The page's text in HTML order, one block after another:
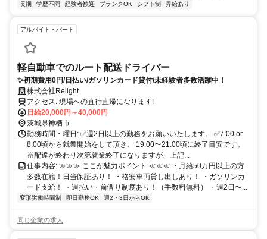
長期 学歴不問 経験者歓迎 ブランクOK シフト制 昇給あり
アルバイト・パート
軽自動車でのルート配送ドライバー
✨初期費用0円/日払い/ガソリンカード貸付/未経験者多数活躍中！
株式会社Relight
アクセス: 現場への直行直帰になります!
日給20,000円～40,000円
茨城県神栖市
勤務時間・曜日: ✅週2日以上の勤務をお願いいたします。 ✅7:00 or
8:00頃から就業開始をして頂き、 19:00〜21:00頃に終了目安です。
※配達が終わり次第就業終了になりますが、上記...
仕事内容: ≫≫≫ ここが魅力ポイント ≪≪≪ ・月給50万円以上の方
多数在籍！日当保証あり！ ・格安車両貸し出しあり！ ・ガソリンカ
ード支給！ ・週払い・前借り制度あり！（手数料無料） ・週2日〜...
変形労働時間制 即日勤務OK 週2・3日からOK
同じ企業の求人